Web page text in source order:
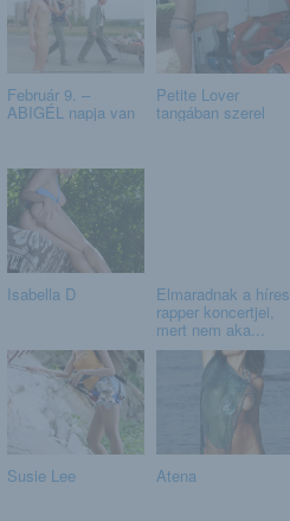
Február 9. –
ABIGÉL napja van
Petite Lover
tangában szerel
Isabella D Elmaradnak a híres
rapper koncertjei,
mert nem aka...
Susie Lee Atena